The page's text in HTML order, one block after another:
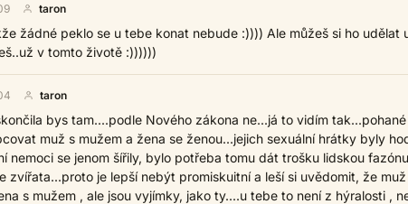
taron
žádné peklo se u tebe konat nebude :)))) Ale můžeš si ho udělat
v tomto životě :))))))
taron
bys tam....podle Nového zákona ne...já to vidím
muž s mužem a žena se ženou...jejich sexuální hrátky byly
nemoci se jenom šířily, bylo potřeba tomu dát trošku lidskou
zvířata...proto je lepší nebýt promiskuitní a leší si uvědomit, že muž
s mužem , ale jsou vyjímky, jako ty....u tebe to není z hýralosti ,